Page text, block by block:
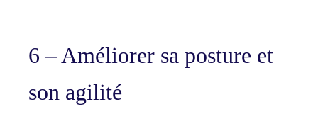
6 – Améliorer sa posture et
son agilité